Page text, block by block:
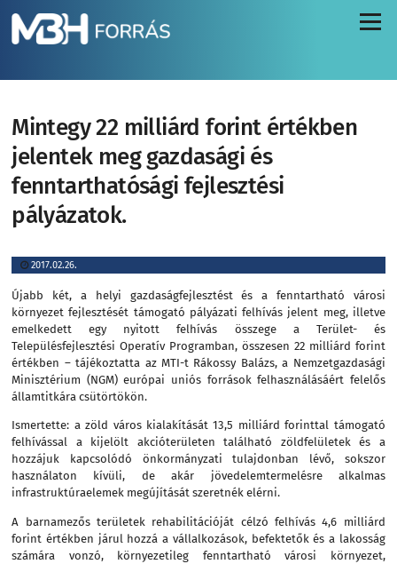
Menü
Mintegy 22 milliárd forint értékben
jelentek meg gazdasági és
fenntarthatósági fejlesztési
pályázatok.
2017.02.26.
Újabb két, a helyi gazdaságfejlesztést és a fenntartható városi
környezet fejlesztését támogató pályázati felhívás jelent meg, illetve
emelkedett egy nyitott felhívás összege a Terület- és
Településfejlesztési Operatív Programban, összesen 22 milliárd forint
értékben – tájékoztatta az MTI-t Rákossy Balázs, a Nemzetgazdasági
Minisztérium (NGM) európai uniós források felhasználásáért felelős
államtitkára csütörtökön.
Ismertette: a zöld város kialakítását 13,5 milliárd forinttal támogató
felhívással a kijelölt akcióterületen található zöldfelületek és a
hozzájuk kapcsolódó önkormányzati tulajdonban lévő, sokszor
használaton kívüli, de akár jövedelemtermelésre alkalmas
infrastruktúraelemek megújítását szeretnék elérni.
A barnamezős területek rehabilitációját célzó felhívás 4,6 milliárd
forint értékben járul hozzá a vállalkozások, befektetők és a lakosság
számára vonzó, környezetileg fenntartható városi környezet,